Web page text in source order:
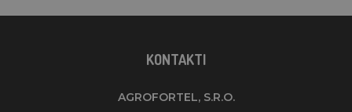
KONTAKTI
AGROFORTEL, S.R.O.